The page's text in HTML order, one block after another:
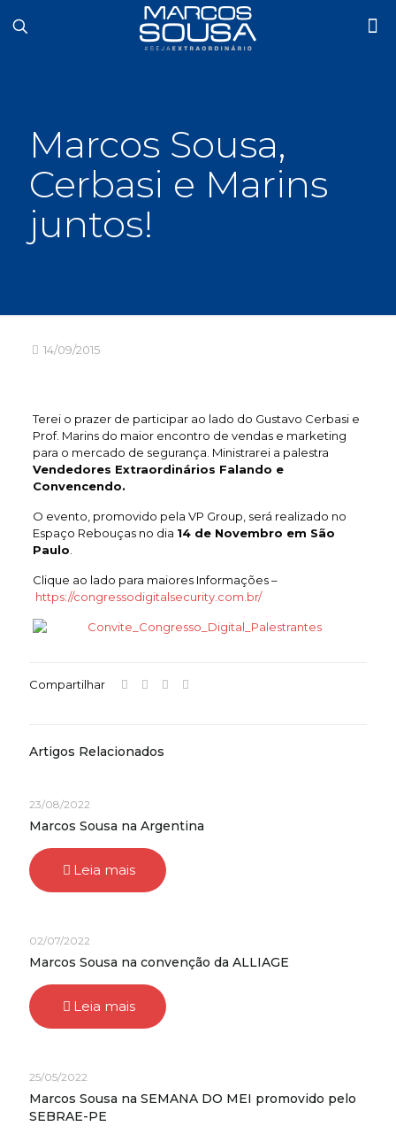
Marcos Sousa,
Cerbasi e Marins
juntos!
14/09/2015
Terei o prazer de participar ao lado do Gustavo Cerbasi e
Prof. Marins do maior encontro de vendas e marketing
para o mercado de segurança. Ministrarei a palestra
Vendedores Extraordinários Falando e
Convencendo.
O evento, promovido pela VP Group, será realizado no
Espaço Rebouças no dia 14 de Novembro em São
Paulo
Clique ao lado para maiores Informações –
https://congressodigitalsecurity.com.br/
Compartilhar
Artigos Relacionados
23/08/2022
Marcos Sousa na Argentina
Leia mais
02/07/2022
Marcos Sousa na convenção da ALLIAGE
Leia mais
25/05/2022
Marcos Sousa na SEMANA DO MEI promovido pelo
SEBRAE-PE